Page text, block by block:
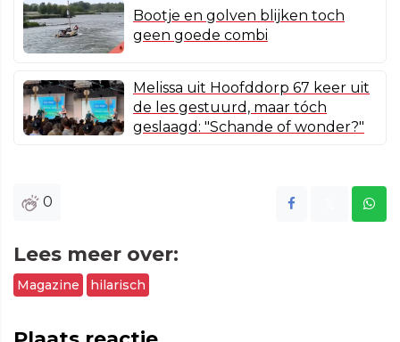
Bootje en golven blijken toch
geen goede combi
Melissa uit Hoofddorp 67 keer uit
de les gestuurd, maar tóch
geslaagd: "Schande of wonder?"
0
Lees meer over:
Magazine hilarisch